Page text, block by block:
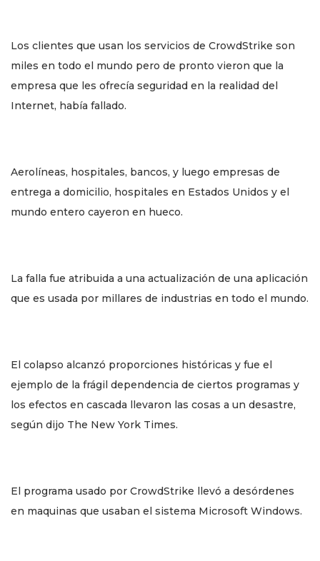
Los clientes que usan los servicios de CrowdStrike son
miles en todo el mundo pero de pronto vieron que la
empresa que les ofrecía seguridad en la realidad del
Internet, había fallado.
Aerolíneas, hospitales, bancos, y luego empresas de
entrega a domicilio, hospitales en Estados Unidos y el
mundo entero cayeron en hueco.
La falla fue atribuida a una actualización de una aplicación
que es usada por millares de industrias en todo el mundo.
El colapso alcanzó proporciones históricas y fue el
ejemplo de la frágil dependencia de ciertos programas y
los efectos en cascada llevaron las cosas a un desastre,
según dijo The New York Times.
El programa usado por CrowdStrike llevó a desórdenes
en maquinas que usaban el sistema Microsoft Windows.